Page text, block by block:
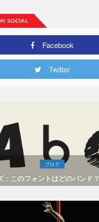
Facebook
Twitter
ブログ
：このフォントはどのバンド？